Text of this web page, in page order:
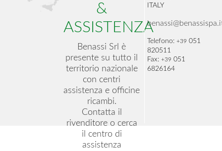
&
ASSISTENZA
Benassi Srl è
presente su tutto il
territorio nazionale
con centri
assistenza e officine
ricambi.
Contatta il
rivenditore o cerca
il centro di
assistenza
ITALY
Telefono: +39 051
820511
Fax: +39 051
6826164